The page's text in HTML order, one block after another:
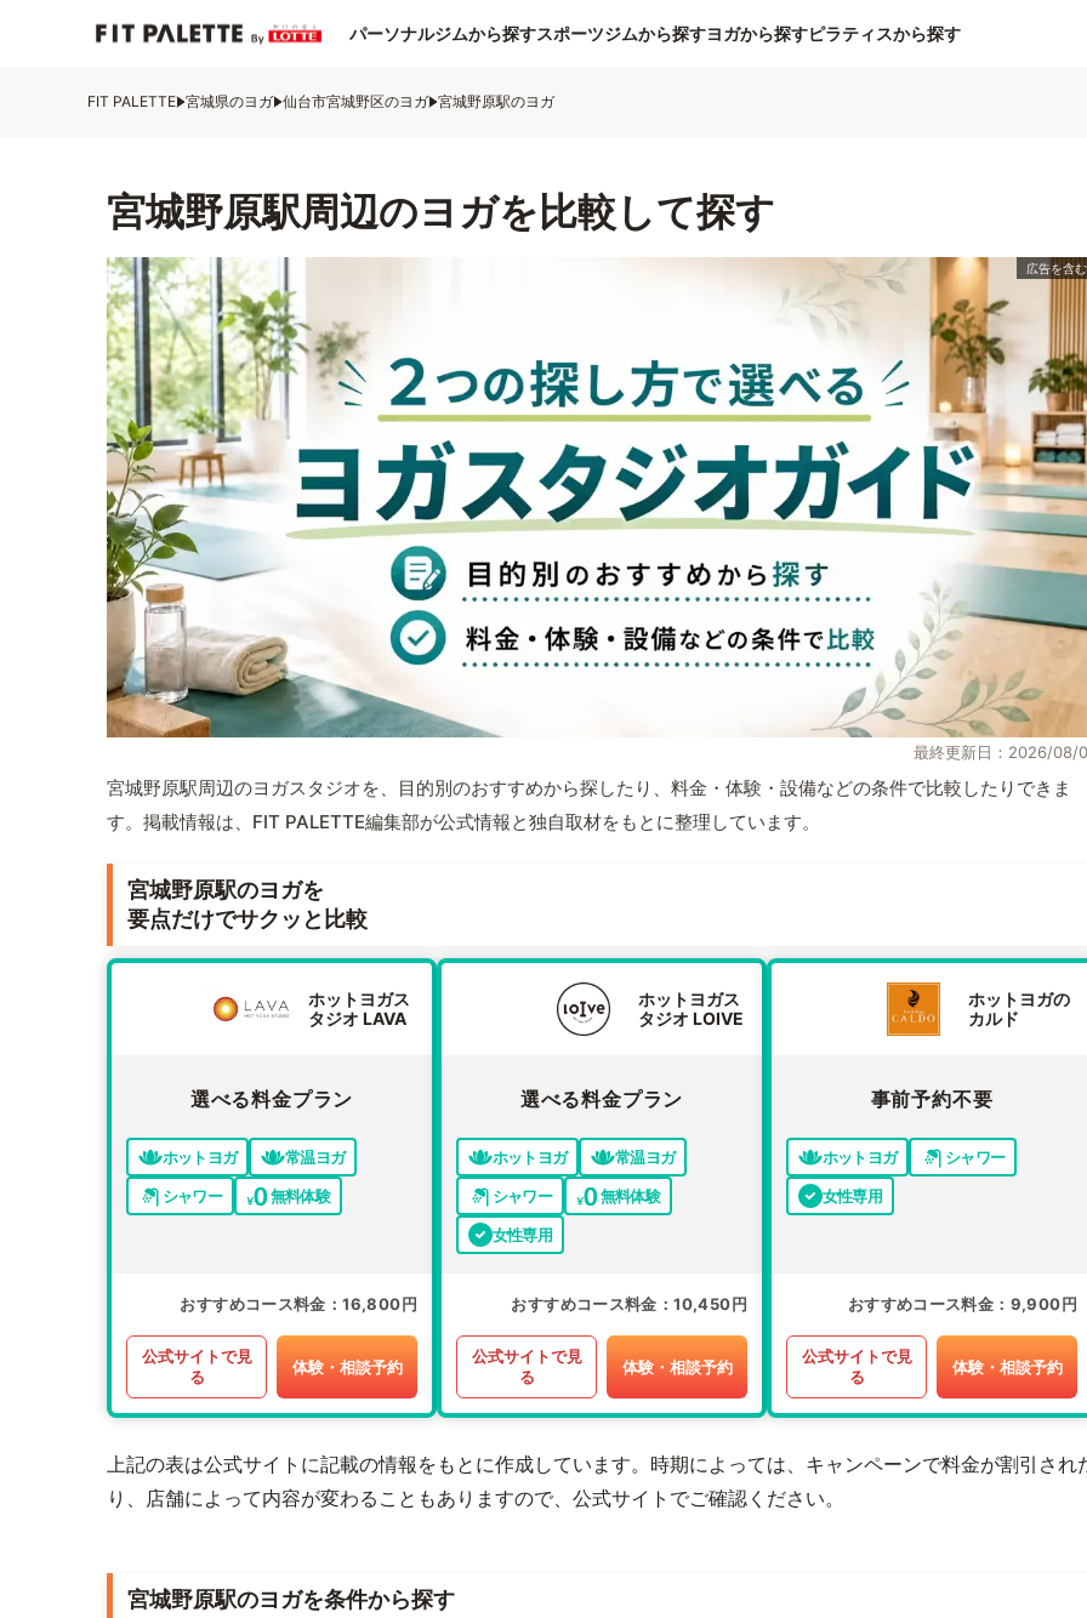
パーソナルジムから探すスポーツジムから探すヨガから探すピラティスから探す
FIT PALETTE 宮城県のヨガ 仙台市宮城野区のヨガ 宮城野原駅のヨガ
宮城野原駅周辺のヨガを比較して探す
最終更新日：2026/08/
宮城野原駅周辺のヨガスタジオを、目的別のおすすめから探したり、料金・体験・設備などの条件で比較したりできま
す。掲載情報は、FIT PALETTE編集部が公式情報と独自取材をもとに整理しています。
宮城野原駅のヨガを
要点だけでサクッと比較
ホットヨガス
タジオ LAVA
選べる料金プラン
ホットヨガ
常温ヨガ
シャワー
無料体験
おすすめコース料金 16,800円
公式サイトで見
る
体験・相談予約
ホットヨガス
タジオ LOIVE
選べる料金プラン
ホットヨガ
常温ヨガ
シャワー
無料体験
女性専用
おすすめコース料金 10,450円
公式サイトで見
る
体験・相談予約
ホットヨガの
カルド
事前予約不要
ホットヨガ
シャワー
女性専用
おすすめコース料金 9,900円
公式サイトで見
る
体験・相談予約
上記の表は公式サイトに記載の情報をもとに作成しています。時期によっては、キャンペーンで料金が割引され
り、店舗によって内容が変わることもありますので、公式サイトでご確認ください。
宮城野原駅のヨガを条件から探す